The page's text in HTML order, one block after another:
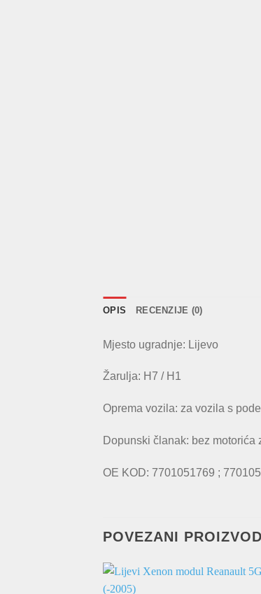
OPIS RECENZIJE (0)
Mjesto ugradnje: Lijevo
Žarulja: H7 / H1
Oprema vozila: za vozila s
Dopunski članak: bez
OE KOD: 7701051769 ;
POVEZANI